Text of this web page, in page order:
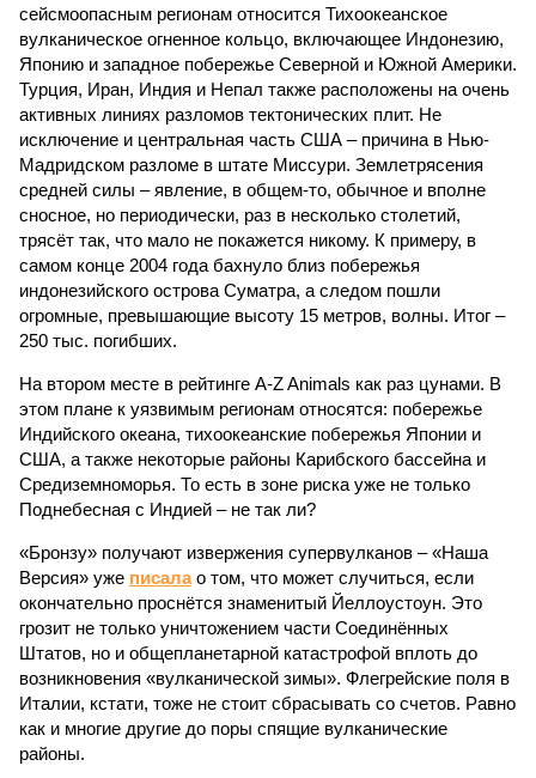
сейсмоопасным регионам относится Тихоокеанское
вулканическое огненное кольцо, включающее Индонезию,
Японию и западное побережье Северной и Южной Америки.
Турция, Иран, Индия и Непал также расположены на очень
активных линиях разломов тектонических плит. Не
исключение и центральная часть США – причина в Нью-
Мадридском разломе в штате Миссури. Землетрясения
средней силы – явление, в общем-то, обычное и вполне
сносное, но периодически, раз в несколько столетий,
трясёт так, что мало не покажется никому. К примеру, в
самом конце 2004 года бахнуло близ побережья
индонезийского острова Суматра, а следом пошли
огромные, превышающие высоту 15 метров, волны. Итог –
250 тыс. погибших.
На втором месте в рейтинге A-Z Animals как раз цунами. В
этом плане к уязвимым регионам относятся: побережье
Индийского океана, тихо­океанские побережья Японии и
США, а также некоторые районы Карибского бассейна и
Средиземноморья. То есть в зоне риска уже не только
Поднебесная с Индией – не так ли?
«Бронзу» получают извержения супервулканов – «Наша
Версия» уже писалао том, что может случиться, если
окончательно проснётся знаменитый Йеллоустоун. Это
грозит не только уничтожением части Соединённых
Штатов, но и общепланетарной катастрофой вплоть до
возникновения «вулканической зимы». Флегрейские поля в
Италии, кстати, тоже не стоит сбрасывать со счетов. Равно
как и многие другие до поры спящие вулканические
районы.